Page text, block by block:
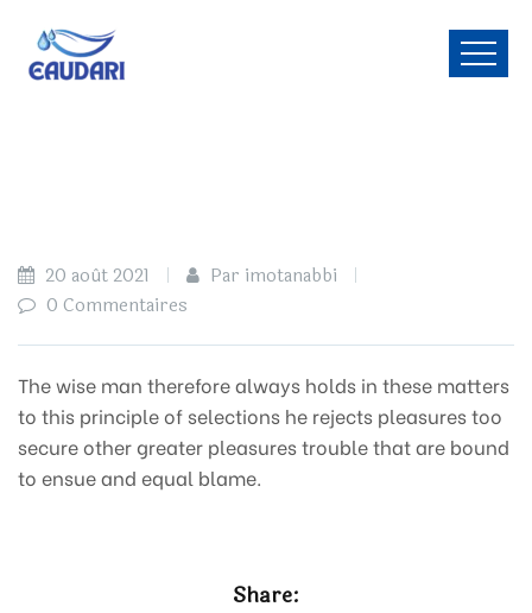
20 août 2021
Par imotanabbi
0 Commentaires
The wise man therefore always holds in these matters
to this principle of selections he rejects pleasures too
secure other greater pleasures trouble that are bound
to ensue and equal blame.
Share: